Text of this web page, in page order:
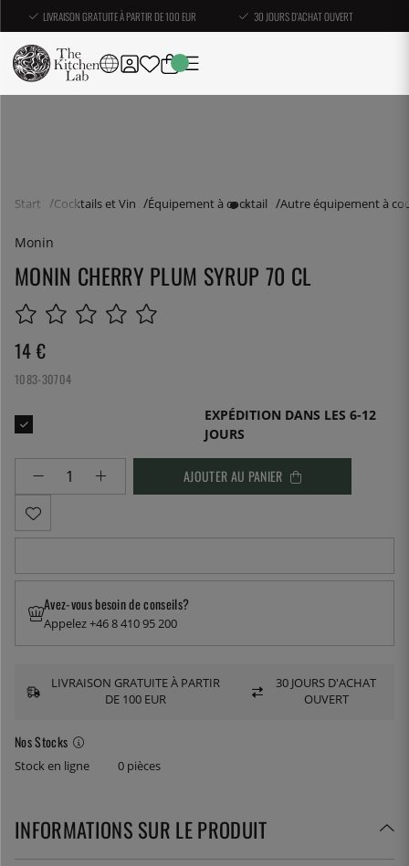
LIVRAISON GRATUITE À PARTIR DE 100 EUR 30 JOURS D'ACHAT OUVERT
Start Cocktails et Vin Équipement à cocktail Autre équipement à
Monin
MONIN CHERRY PLUM SYRUP 70 CL
14 €
1083-30704
EXPÉDITION DANS LES 6-12
JOURS
AJOUTER AU PANIER
Nos Stocks
Stock en ligne 0 pièces
Avez-vous besoin de conseils?
Appelez +46 8 410 95 200
LIVRAISON GRATUITE À PARTIR
DE 100 EUR
30 JOURS D'ACHAT
OUVERT
INFORMATIONS SUR LE PRODUIT